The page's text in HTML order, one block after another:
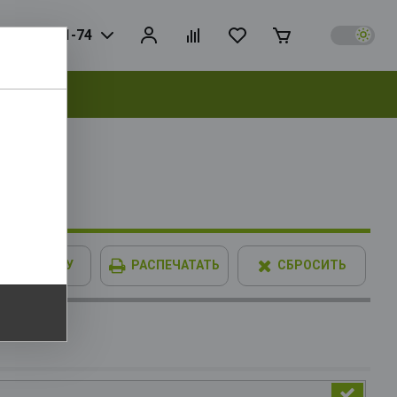
728-81-74
В КОРЗИНУ РАСПЕЧАТАТЬ СБРОСИТЬ